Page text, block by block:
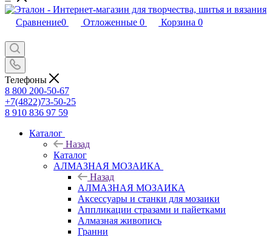
Сравнение0 Отложенные 0 Корзина 0
Телефоны
8 800 200-50-67
+7(4822)73-50-25
8 910 836 97 59
Каталог
Назад
Каталог
АЛМАЗНАЯ МОЗАИКА
Назад
АЛМАЗНАЯ МОЗАИКА
Аксессуары и станки для мозаики
Аппликации стразами и пайетками
Алмазная живопись
Гранни